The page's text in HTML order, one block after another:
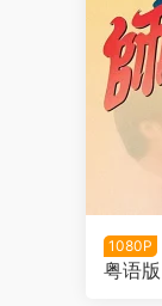
1080P
粤语版